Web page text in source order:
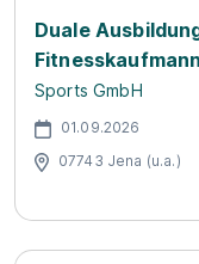
Duale
Sports GmbH
01.09.2026
07743 Jena (u.a.)